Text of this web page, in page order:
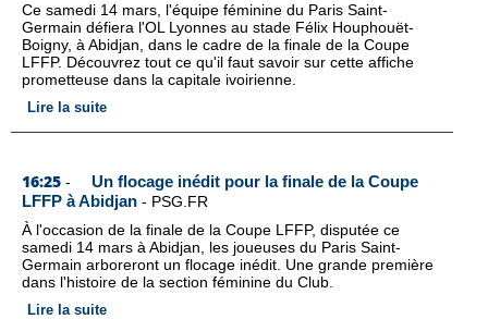
Ce samedi 14 mars, l'équipe féminine du Paris Saint-
Germain défiera l'OL Lyonnes au stade Félix Houphouët-
Boigny, à Abidjan, dans le cadre de la finale de la Coupe
LFFP. Découvrez tout ce qu'il faut savoir sur cette affiche
prometteuse dans la capitale ivoirienne.
Lire la suite
16:25 -
Un flocage inédit pour la finale de la Coupe
LFFP à Abidjan - PSG.FR
À l'occasion de la finale de la Coupe LFFP, disputée ce
samedi 14 mars à Abidjan, les joueuses du Paris Saint-
Germain arboreront un flocage inédit. Une grande première
dans l'histoire de la section féminine du Club.
Lire la suite